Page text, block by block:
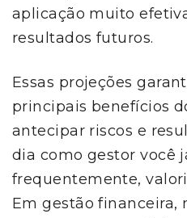
aplicação muito
resultados futuros.
Essas projeções
principais benefícios
antecipar riscos e
dia como gestor você
frequentemente,
Em gestão financeira,